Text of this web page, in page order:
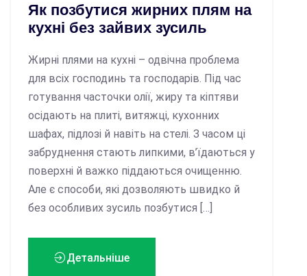
Як позбутися жирних плям на
кухні без зайвих зусиль
Жирні плями на кухні – одвічна проблема
для всіх господинь та господарів. Під час
готування часточки олії, жиру та кіптяви
осідають на плиті, витяжці, кухонних
шафах, підлозі й навіть на стелі. З часом ці
забруднення стають липкими, в’їдаються у
поверхні й важко піддаються очищенню.
Але є способи, які дозволяють швидко й
без особливих зусиль позбутися […]
Детальніше